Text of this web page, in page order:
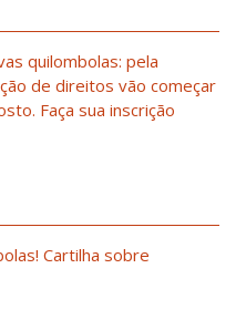
quilombolas: pela
de direitos vão começar
Faça sua inscrição
Cartilha sobre